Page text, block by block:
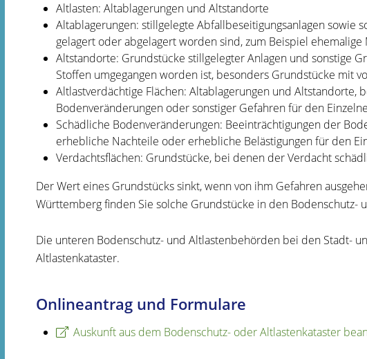
Altlasten: Altablagerungen und Altstandorte
Altablagerungen: stillgelegte Abfallbeseitigungsanlagen sowie
gelagert oder abgelagert worden sind, zum Beispiel ehemalige
Altstandorte: Grundstücke stillgelegter Anlagen und sonstige
Stoffen umgegangen worden ist, besonders Grundstücke mit
Altlastverdächtige Flächen: Altablagerungen und Altstandorte,
Bodenveränderungen oder sonstiger Gefahren für den
Schädliche Bodenveränderungen: Beeinträchtigungen der
erhebliche Nachteile oder erhebliche Belästigungen für den
Verdachtsflächen: Grundstücke, bei denen der Verdacht
Der Wert eines Grundstücks sinkt, wenn von ihm Gefahren ausge
Württemberg finden Sie solche Grundstücke in den Bodenschutz-
Die unteren Bodenschutz- und Altlastenbehörden bei den Stadt-
Altlastenkataster.
Onlineantrag und Formulare
Auskunft aus dem Bodenschutz- oder Altlastenkataster